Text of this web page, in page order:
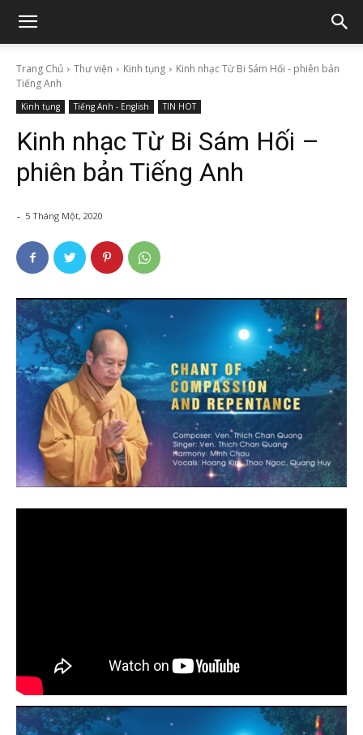
Trang Chủ Thư viện Kinh tụng
Kinh nhạc Từ Bi Sám Hối - phiên bản
Tiếng Anh
Kinh tụng Tiếng Anh - English TIN HOT
Kinh nhạc Từ Bi Sám Hối –
phiên bản Tiếng Anh
- 5 Tháng Một, 2020